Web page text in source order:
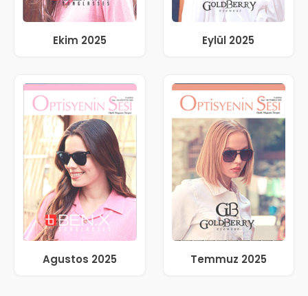
Ekim 2025 Eylül 2025
Agustos 2025 Temmuz 2025